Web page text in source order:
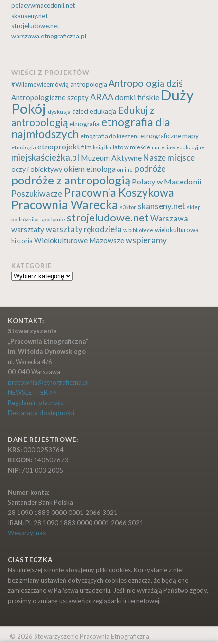
polacywmacedonii.net
skanseny.net
strojeludowe.net
warszawa.etnograficzna.pl
WIEŚCI Z PROJEKTÓW
#Wilamowicemówią antropologia Antropologia dziś
Antropologiczne szeptyARAAdomki fińskie Duży
Pokój dyskusja dzieci edukacja Edukuj z
antropologiąetnografia etnografia dla
najmłodszych etnografia do kieszeni etnograficzne mapy
etnologia etnoprojekt film książka lato w mieście materiały edukacyjne
miejskaścieżka.pl Muzeum Aktywne Nasze miejsce
oczy i obiektywyokiem etnologa online podróże
podróże z antropologią Polacy w Macedonii
Poszukiwacze Pracownia Koszykowa
Pracownia Warecka s3ktor skanseny.net sklep
podróżnika spotkanie strojeludowe.net Warszawa
warsztatywarsztaty rękodzieła w bibliotece wielokulturowa
historia Wielokulturowe Mazowszewspieramy
KATEGORIE
Kategorie
KONTAKT:
Stowarzyszenie
„Pracownia Etnograficzna”
im. Witolda Dynowskiego
ul. Warecka 4/6
00-040 Warszawa
pracownia@etnograficzna.pl
NEWSLETTER >>
Regulamin płatności
Deklaracja dostępności
DANE REJESTROWE:
KRS:000 0253764
REGON:140507673
NIP:701 003 2005
Numer konta:
Santander Bank Polska
28 1090 1883 0000 0001 2066 3021
IBAN: PL 28 1090 1883 0000 0001 2066 3021
Wesprzyj nas
CIASTECZKA
Na niniejszej stronie stosujemy pliki cookies. Korzystanie z niej
bez zmiany ustawień dotyczących cookies oznacza, że będą one
zamieszczane w Państwa urządzeniu. Jeśli nie wyrażają Państwo zgody,
prosimy o zmianę ustawień przeglądarki internetowej.
© 2026 Stowarzyszenie Pracownia Etnograficzna